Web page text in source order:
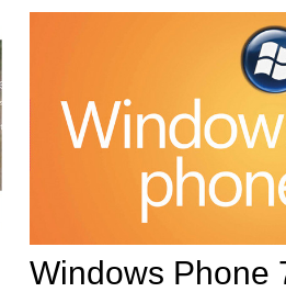
Windows Phone